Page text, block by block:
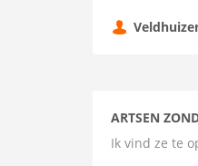
ARTSEN
Ik vind ze te